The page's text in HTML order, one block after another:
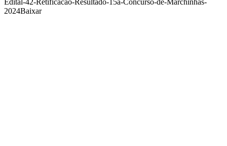
Edital-42-Retificacao-Resultado-15a-Concurso-de-Marchinhas-
2024Baixar